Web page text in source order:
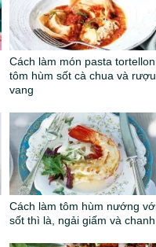
Cách làm món pasta
tôm hùm sốt cà chua và rượu
vang
Cách làm tôm hùm nướng
sốt thì là, ngải giấm và chanh